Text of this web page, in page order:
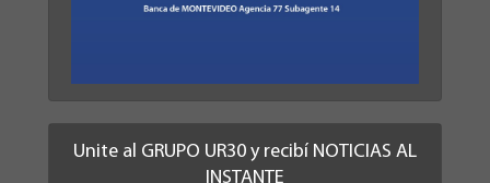
Unite al GRUPO UR30 y recibí NOTICIAS AL
INSTANTE